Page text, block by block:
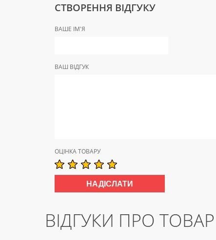
СТВОРЕННЯ ВІДГУКУ
ВАШЕ ІМ'Я
ВАШ ВІДГУК
ОЦІНКА ТОВАРУ
ВІДГУКИ ПРО ТОВАР